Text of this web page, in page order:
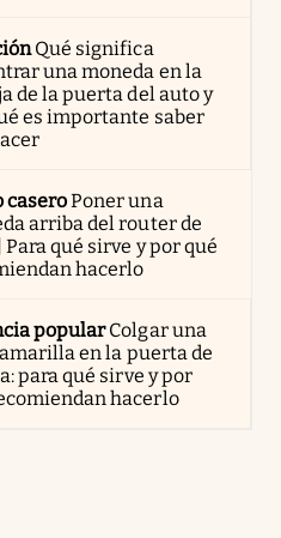
Qué significa
una moneda en la
de la puerta del auto y
es importante saber
caseroPoner una
arriba del router de
Para qué sirve y por qué
hacerlo
popularColgar una
en la puerta de
para qué sirve y por
hacerlo